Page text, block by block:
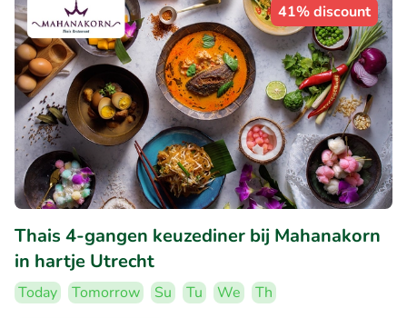
41% discount
Thais 4-gangen keuzediner bij Mahanakorn
in hartje Utrecht
Today Tomorrow Su Tu We
Th